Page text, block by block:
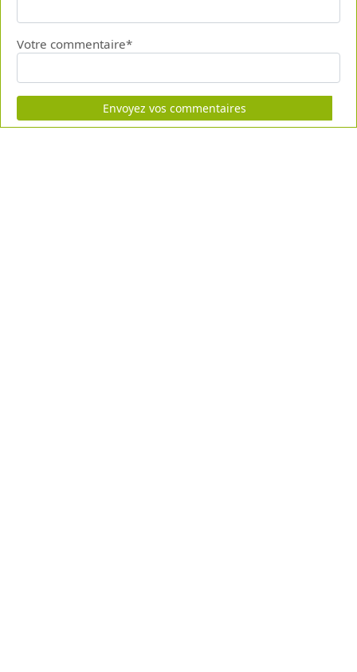
Votre commentaire*
Envoyez vos commentaires